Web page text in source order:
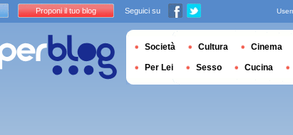
Proponi il tuo blog Seguici su
Società Cultura Cinema
Per Lei Sesso Cucina